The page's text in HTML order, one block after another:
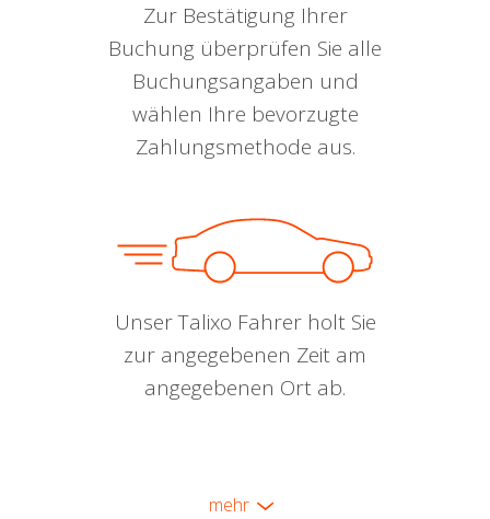
Zur Bestätigung Ihrer
Buchung überprüfen Sie alle
Buchungsangaben und
wählen Ihre bevorzugte
Zahlungsmethode aus.
Unser Talixo Fahrer holt Sie
zur angegebenen Zeit am
angegebenen Ort ab.
mehr